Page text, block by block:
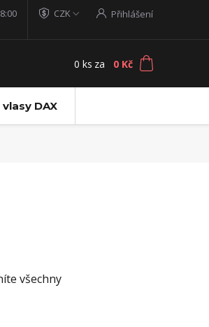
CZK Přihlášení
0 ks za 0 Kč
DAX
všechny